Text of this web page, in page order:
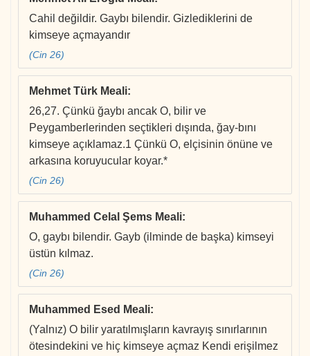
Cahil değildir. Gaybı bilendir. Gizlediklerini de
kimseye açmayandır
(Cin 26)
Mehmet Türk Meali:
26,27. Çünkü ğaybı ancak O, bilir ve
Peygamberlerinden seçtikleri dışında, ğay-bını
kimseye açıklamaz.1 Çünkü O, elçisinin önüne ve
arkasına koruyucular koyar.*
(Cin 26)
Muhammed Celal Şems Meali:
O, gaybı bilendir. Gayb (ilminde de başka) kimseyi
üstün kılmaz.
(Cin 26)
Muhammed Esed Meali:
(Yalnız) O bilir yaratılmışların kavrayış sınırlarının
ötesindekini ve hiç kimseye açmaz Kendi erişilmez